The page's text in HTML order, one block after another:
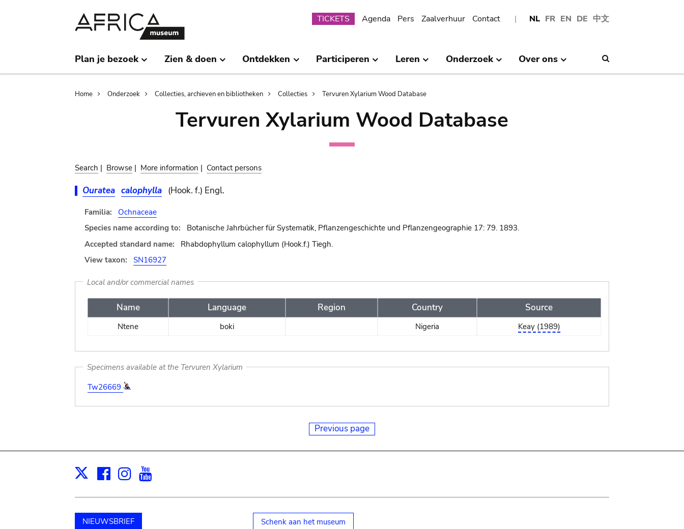
NL FR EN DE 中文
Submenu
TICKETS Agenda Pers Zaalverhuur Contact
Plan je bezoek Zien & doen Ontdekken Participeren Leren Onderzoek Over ons
Breadcrumb
Home Onderzoek Collecties, archieven en bibliotheken Collecties Tervuren Xylarium Wood Database
Tervuren Xylarium Wood Database
Search | Browse | More information | Contact persons
Ouratea calophylla (Hook. f.) Engl.
Familia:
Ochnaceae
Species name according to:
Botanische Jahrbücher für Systematik, Pflanzengeschichte und Pflanzengeographie 17: 79. 1893.
Accepted standard name:
Rhabdophyllum calophyllum (Hook.f.) Tiegh.
View taxon:
SN16927
Local and/or commercial names
Name Language Region Country Source
Ntene boki Nigeria Keay (1989)
Specimens available at the Tervuren Xylarium
Tw26669
Previous page
X Facebook
Instagram
NIEUWSBRIEF Schenk aan het museum